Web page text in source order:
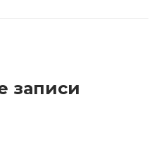
записи